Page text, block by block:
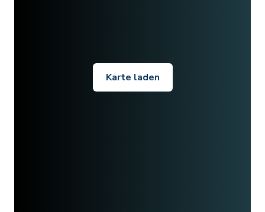
Karte laden